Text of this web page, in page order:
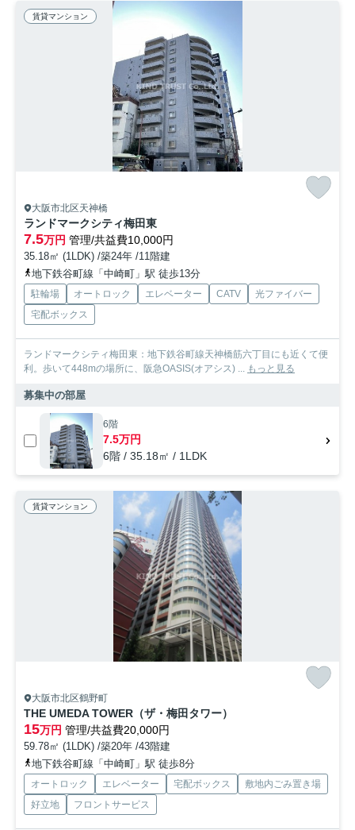
賃貸マンション
大阪市北区天神橋
ランドマークシティ梅田東
7.5万円 管理/共益費10,000円
35.18㎡ (1LDK) /築24年 /11階建
地下鉄谷町線「中崎町」駅 徒歩13分
駐輪場 オートロック エレベーター CATV
光ファイバー
宅配ボックス
ランドマークシティ梅田東：地下鉄谷町線天神橋筋六丁目にも近くて便
利。歩いて448mの場所に、阪急OASIS(オアシス) ... もっと見る
募集中の部屋
6階
7.5万円
6階 / 35.18㎡ / 1LDK
賃貸マンション
大阪市北区鶴野町
THE UMEDA TOWER（ザ・梅田タワー）
15万円 管理/共益費20,000円
59.78㎡ (1LDK) /築20年 /43階建
地下鉄谷町線「中崎町」駅 徒歩8分
オートロック エレベーター 宅配ボックス
敷地内ごみ置き場
好立地
フロントサービス